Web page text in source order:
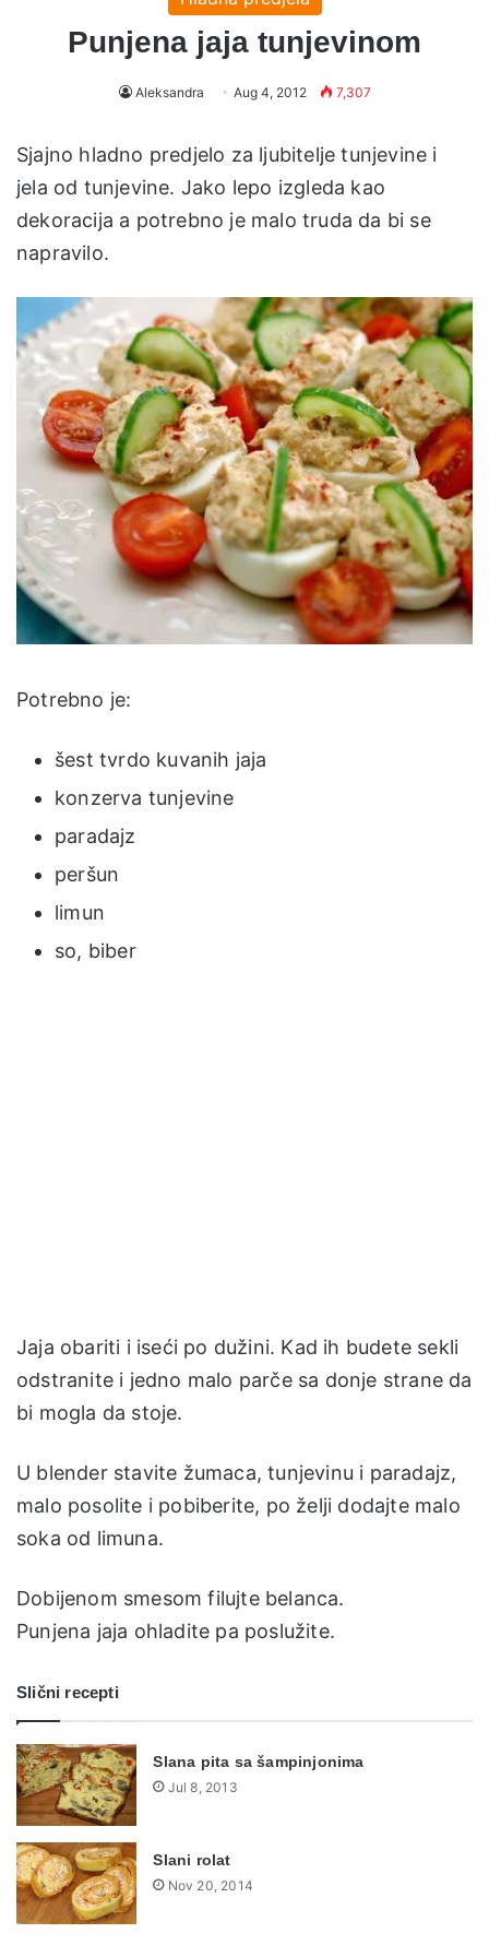
Punjena jaja tunjevinom
Aleksandra Aug 4, 2012 7,307
Sjajno hladno predjelo za ljubitelje tunjevine i
jela od tunjevine. Jako lepo izgleda kao
dekoracija a potrebno je malo truda da bi se
napravilo.
Potrebno je:
šest tvrdo kuvanih jaja
konzerva tunjevine
paradajz
peršun
limun
so, biber
Jaja obariti i iseći po dužini. Kad ih budete sekli
odstranite i jedno malo parče sa donje strane da
bi mogla da stoje.
U blender stavite žumaca, tunjevinu i paradajz,
malo posolite i pobiberite, po želji dodajte malo
soka od limuna.
Dobijenom smesom filujte belanca.
Punjena jaja ohladite pa poslužite.
Slični recepti
Slana pita sa šampinjonima
Jul 8, 2013
Slani rolat
Nov 20, 2014